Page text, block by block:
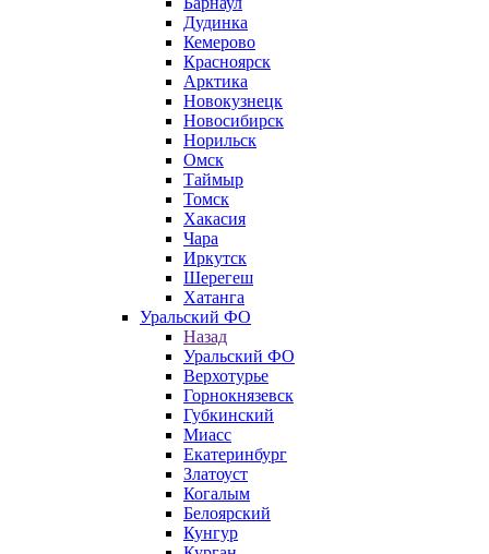
Дудинка
Кемерово
Красноярск
Арктика
Новокузнецк
Новосибирск
Норильск
Омск
Таймыр
Томск
Хакасия
Чара
Иркутск
Шерегеш
Хатанга
Уральский ФО
Назад
Уральский ФО
Верхотурье
Горнокнязевск
Губкинский
Миасс
Екатеринбург
Златоуст
Когалым
Белоярский
Кунгур